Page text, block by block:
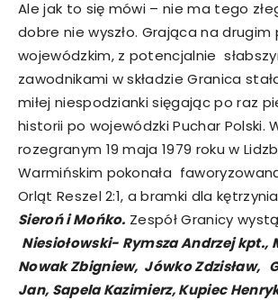
Ale jak to się mówi – nie ma tego
dobre nie wyszło. Grająca na drugim
wojewódzkim, z potencjalnie
zawodnikami w składzie Granica
miłej niespodzianki sięgając po raz
historii po wojewódzki Puchar Polski.
rozegranym 19 maja 1979 roku w
Warmińskim pokonała
Orląt Reszel 2:1, a bramki dla
Sieroń i Mońko. Zespół Granicy
Niesiołowski- Rymsza Andrzej kpt.,
Nowak Zbigniew, Jówko Zdzisław,
Jan, Sapela Kazimierz, Kupiec